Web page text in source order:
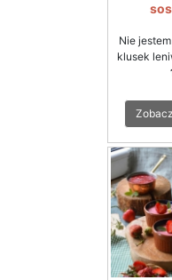
Nie
klusek